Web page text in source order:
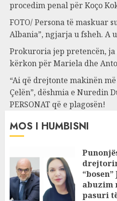
procedim penal për Koço
FOTO/ Persona të maskuar
Albania”, ngjarja u fsheh. A
Prokuroria jep pretencën,
kërkon për Mariela dhe
“Ai që drejtonte makinën
Çelën”, dëshmia e Nuredin
PERSONAT që e plagosën!
MOS I HUMBISNI
abuzim
pasuri